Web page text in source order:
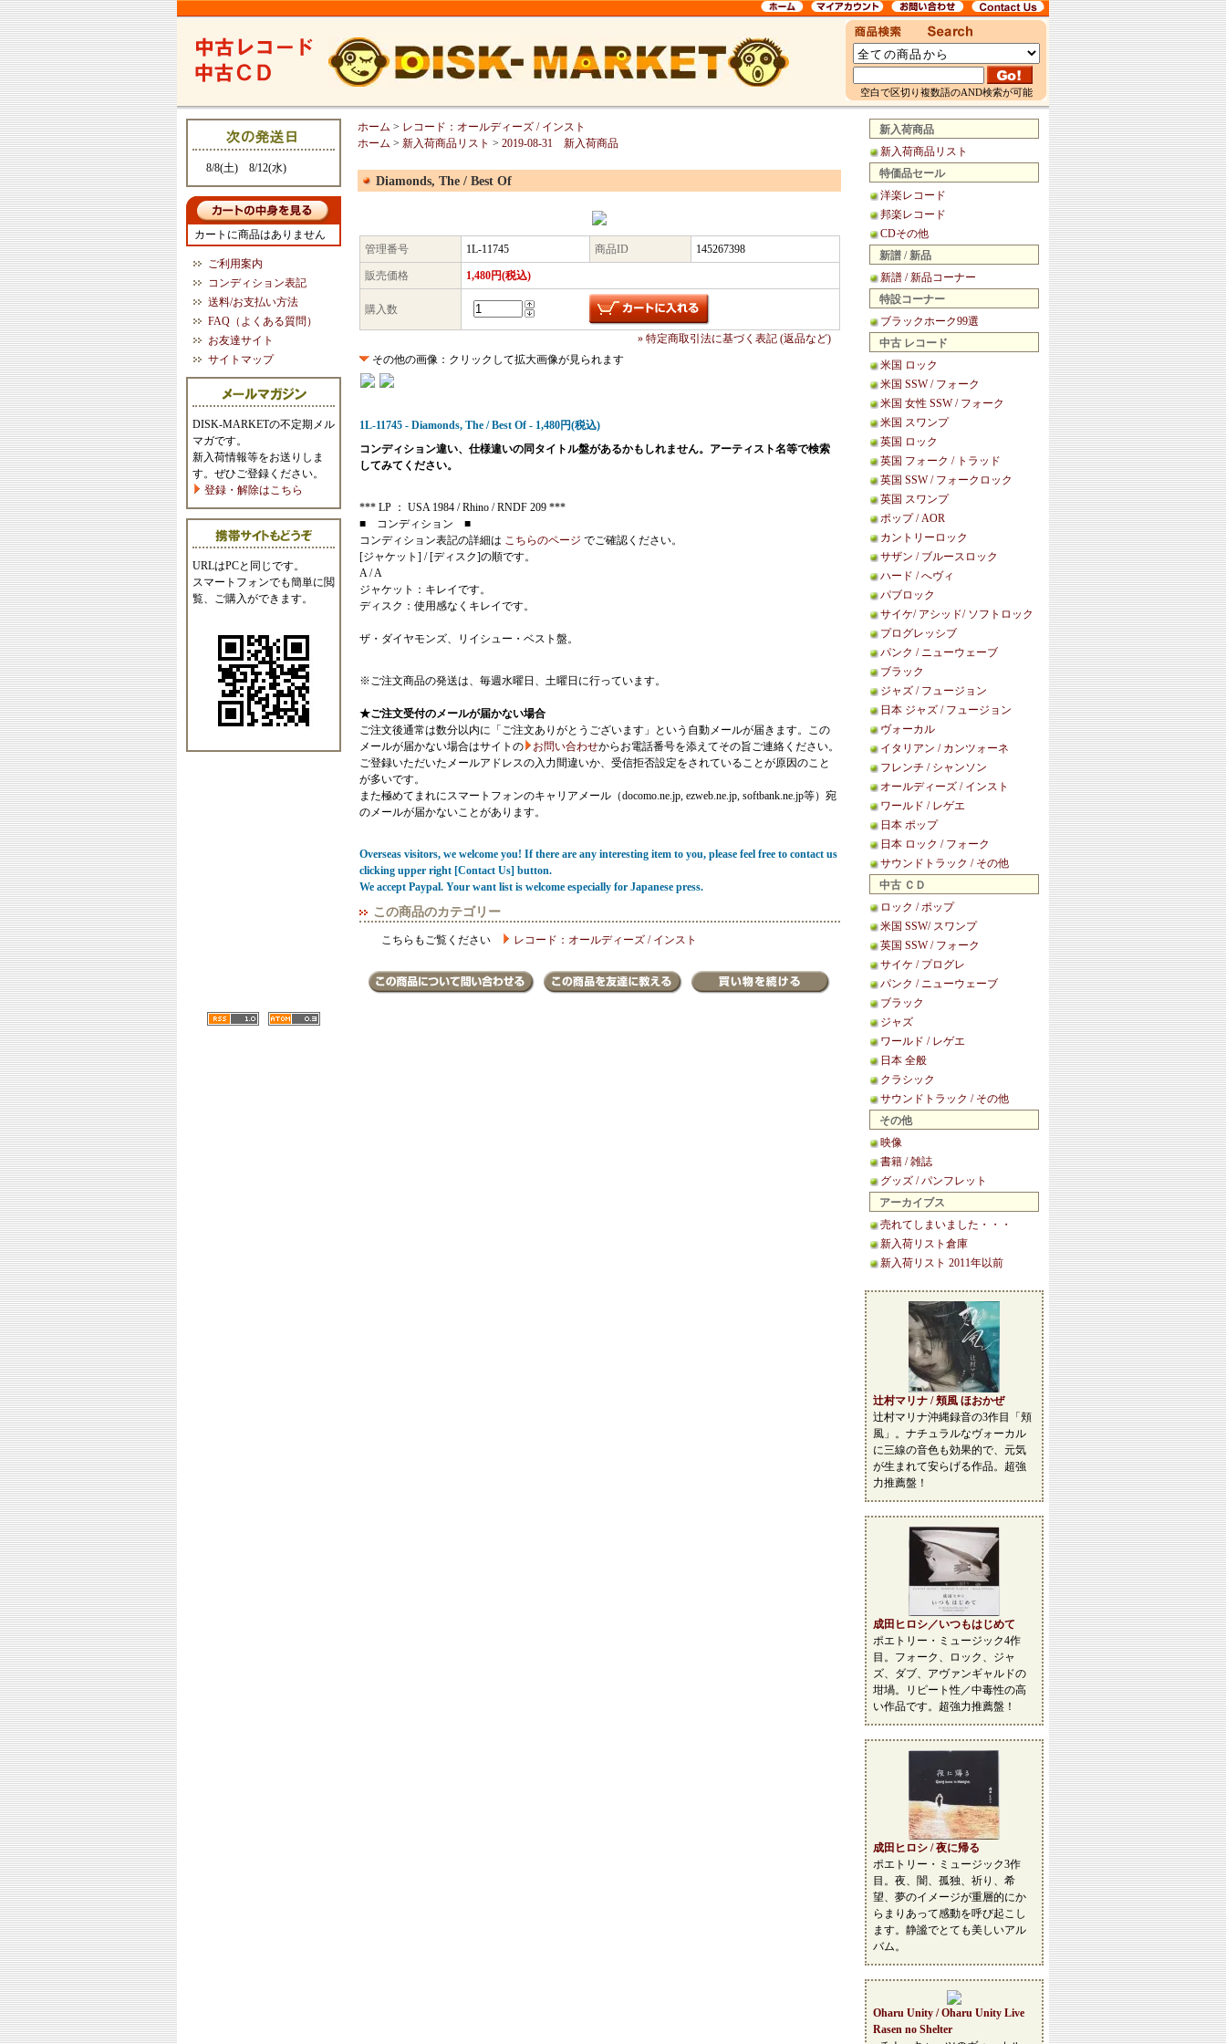
空白で区切り複数語のAND検索が可能
8/8(土) 8/12(水)
カートに商品はありません
ご利用案内
コンディション表記
送料/お支払い方法
FAQ（よくある質問）
お友達サイト
サイトマップ
DISK-MARKETの不定期メル
マガです。
新入荷情報等をお送りしま
す。ぜひご登録ください。
登録・解除はこちら
URLはPCと同じです。
スマートフォンでも簡単に閲
覧、ご購入ができます。
新入荷商品
新入荷商品リスト
特価品セール
洋楽レコード
邦楽レコード
CDその他
新譜 / 新品
新譜 / 新品コーナー
特設コーナー
ブラックホーク99選
中古 レコード
米国 ロック
米国 SSW / フォーク
米国 女性 SSW / フォーク
米国 スワンプ
英国 ロック
英国 フォーク / トラッド
英国 SSW / フォークロック
英国 スワンプ
ポップ / AOR
カントリーロック
サザン / ブルースロック
ハード / へヴィ
パブロック
サイケ/ アシッド/ ソフトロック
プログレッシブ
パンク / ニューウェーブ
ブラック
ジャズ / フュージョン
日本 ジャズ / フュージョン
ヴォーカル
イタリアン / カンツォーネ
フレンチ / シャンソン
オールディーズ / インスト
ワールド / レゲエ
日本 ポップ
日本 ロック / フォーク
サウンドトラック / その他
中古 ＣＤ
ロック / ポップ
米国 SSW/ スワンプ
英国 SSW / フォーク
サイケ / プログレ
パンク / ニューウェーブ
ブラック
ジャズ
ワールド / レゲエ
日本 全般
クラシック
サウンドトラック / その他
その他
映像
書籍 / 雑誌
グッズ / パンフレット
アーカイブス
売れてしまいました・・・
新入荷リスト倉庫
新入荷リスト 2011年以前
辻村マリナ / 頬風 ほおかぜ
辻村マリナ沖縄録音の3作目「頬
風」。ナチュラルなヴォーカル
に三線の音色も効果的で、元気
が生まれて安らげる作品。超強
力推薦盤！
成田ヒロシ／いつもはじめて
ポエトリー・ミュージック4作
目。フォーク、ロック、ジャ
ズ、ダブ、アヴァンギャルドの
坩堝。リピート性／中毒性の高
い作品です。超強力推薦盤！
成田ヒロシ / 夜に帰る
ポエトリー・ミュージック3作
目。夜、闇、孤独、祈り、希
望、夢のイメージが重層的にか
らまりあって感動を呼び起こし
ます。静謐でとても美しいアル
バム。
Oharu Unity / Oharu Unity Live
Rasen no Shelter
ホーム > レコード：オールディーズ / インスト
ホーム > 新入荷商品リスト > 2019-08-31 新入荷商品
Diamonds, The / Best Of
管理番号 1L-11745 商品ID 145267398
販売価格 1,480円(税込)
購入数
» 特定商取引法に基づく表記 (返品など)
その他の画像：クリックして拡大画像が見られます
1L-11745 - Diamonds, The / Best Of - 1,480円(税込)
コンディション違い、仕様違いの同タイトル盤があるかもしれません。アーティスト名等で検索
してみてください。
*** LP ： USA 1984 / Rhino / RNDF 209 ***
■ コンディション ■
コンディション表記の詳細は こちらのページ でご確認ください。
[ジャケット] / [ディスク]の順です。
A / A
ジャケット：キレイです。
ディスク：使用感なくキレイです。
ザ・ダイヤモンズ、リイシュー・ベスト盤。
※ご注文商品の発送は、毎週水曜日、土曜日に行っています。
★ご注文受付のメールが届かない場合
ご注文後通常は数分以内に「ご注文ありがとうございます」という自動メールが届きます。この
メールが届かない場合はサイトの
お問い合わせからお電話番号を添えてその旨ご連絡ください。
ご登録いただいたメールアドレスの入力間違いか、受信拒否設定をされていることが原因のこと
が多いです。
また極めてまれにスマートフォンのキャリアメール（docomo.ne.jp, ezweb.ne.jp, softbank.ne.jp等）宛
のメールが届かないことがあります。
Overseas visitors, we welcome you! If there are any interesting item to you, please feel free to contact us
clicking upper right [Contact Us] button.
We accept Paypal. Your want list is welcome especially for Japanese press.
この商品のカテゴリー
こちらもご覧ください レコード：オールディーズ / インスト